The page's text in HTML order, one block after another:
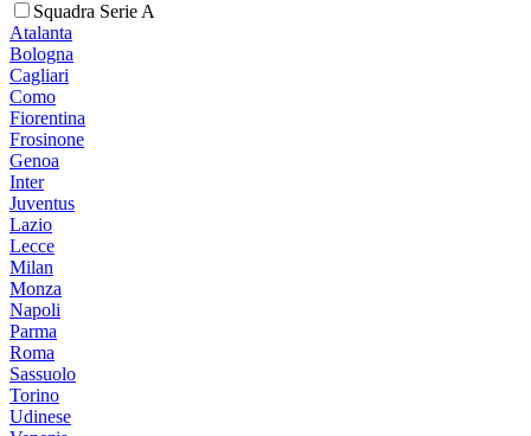
Squadra Serie A
Atalanta
Bologna
Cagliari
Como
Fiorentina
Frosinone
Genoa
Inter
Juventus
Lazio
Lecce
Milan
Monza
Napoli
Parma
Roma
Sassuolo
Torino
Udinese